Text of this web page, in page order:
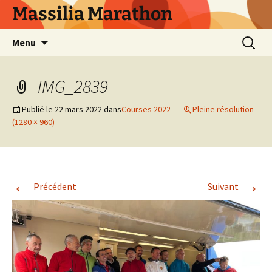
AllerMassilia Marathon
Menu
IMG_2839
Publié le 22 mars 2022dansCourses 2022
Pleine résolution
(1280 × 960)
← Précédent Suivant →